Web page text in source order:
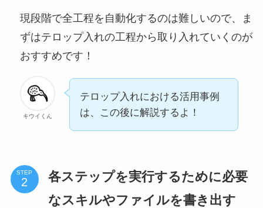
現段階で全工程を自動化するのは難しいので、ま
ずはテロップ入れの工程から取り入れていくのが
おすすめです！
キウイくん
テロップ入れにおける活用事例
は、この後に解説するよ！
STEP
各ステップを実行するために必要
なスキルやファイルを書き出す